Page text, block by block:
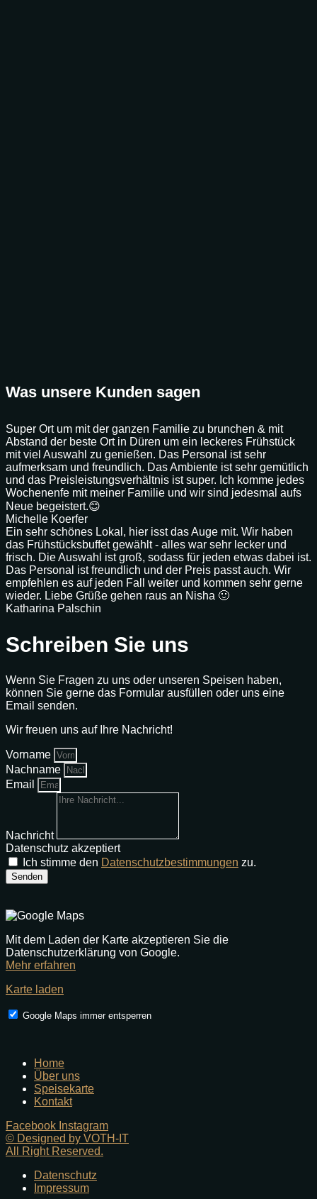
Was unsere Kunden sagen
Super Ort um mit der ganzen Familie zu brunchen & mit
Abstand der beste Ort in Düren um ein leckeres Frühstück
mit viel Auswahl zu genießen. Das Personal ist sehr
aufmerksam und freundlich. Das Ambiente ist sehr gemütlich
und das Preisleistungsverhältnis ist super. Ich komme jedes
Wochenenfe mit meiner Familie und wir sind jedesmal aufs
Neue begeistert.😊
Michelle Koerfer
Ein sehr schönes Lokal, hier isst das Auge mit. Wir haben
das Frühstücksbuffet gewählt - alles war sehr lecker und
frisch. Die Auswahl ist groß, sodass für jeden etwas dabei ist.
Das Personal ist freundlich und der Preis passt auch. Wir
empfehlen es auf jeden Fall weiter und kommen sehr gerne
wieder. Liebe Grüße gehen raus an Nisha 🙂
Katharina Palschin
Schreiben Sie uns
Wenn Sie Fragen zu uns oder unseren Speisen haben,
können Sie gerne das Formular ausfüllen oder uns eine
Email senden.
Wir freuen uns auf Ihre Nachricht!
Vorname
Nachname
Email
Nachricht
Datenschutz akzeptiert
Ich stimme den Datenschutzbestimmungen zu.
Senden
Mit dem Laden der Karte akzeptieren Sie die
Datenschutzerklärung von Google.
Mehr erfahren
Karte laden
Google Maps immer entsperren
Home
Über uns
Speisekarte
Kontakt
Facebook Instagram
© Designed by VOTH-IT
All Right Reserved.
Datenschutz
Impressum